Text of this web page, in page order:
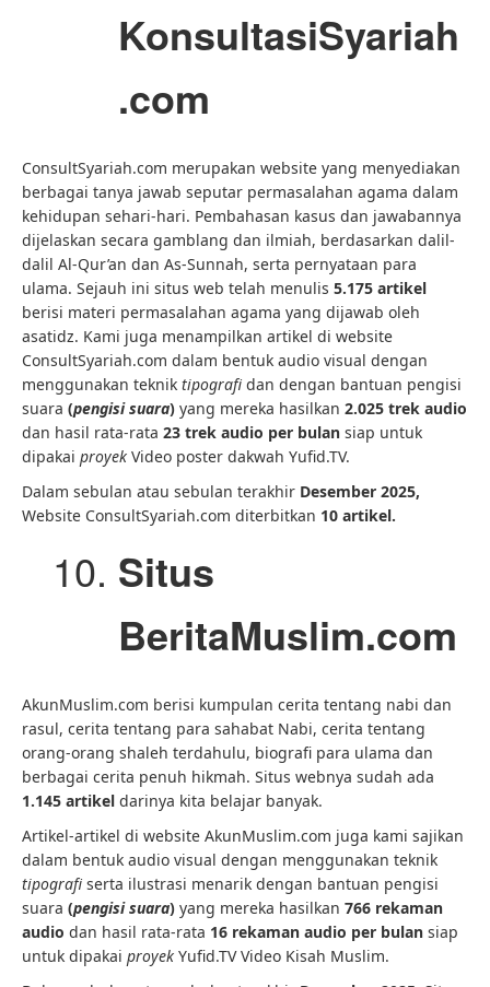
KonsultasiSyariah
.com
ConsultSyariah.com merupakan website yang menyediakan
berbagai tanya jawab seputar permasalahan agama dalam
kehidupan sehari-hari. Pembahasan kasus dan jawabannya
dijelaskan secara gamblang dan ilmiah, berdasarkan dalil-
dalil Al-Qur’an dan As-Sunnah, serta pernyataan para
ulama. Sejauh ini situs web telah menulis 5.175 artikel
berisi materi permasalahan agama yang dijawab oleh
asatidz. Kami juga menampilkan artikel di website
ConsultSyariah.com dalam bentuk audio visual dengan
menggunakan teknik tipografi dan dengan bantuan pengisi
suara (pengisi suara) yang mereka hasilkan 2.025 trek audio
dan hasil rata-rata 23 trek audio per bulan siap untuk
dipakai proyek Video poster dakwah Yufid.TV.
Dalam sebulan atau sebulan terakhir Desember 2025,
Website ConsultSyariah.com diterbitkan 10 artikel.
Situs
BeritaMuslim.com
AkunMuslim.com berisi kumpulan cerita tentang nabi dan
rasul, cerita tentang para sahabat Nabi, cerita tentang
orang-orang shaleh terdahulu, biografi para ulama dan
berbagai cerita penuh hikmah. Situs webnya sudah ada
1.145 artikel darinya kita belajar banyak.
Artikel-artikel di website AkunMuslim.com juga kami sajikan
dalam bentuk audio visual dengan menggunakan teknik
tipografi serta ilustrasi menarik dengan bantuan pengisi
suara (pengisi suara) yang mereka hasilkan 766 rekaman
audio dan hasil rata-rata 16 rekaman audio per bulan siap
untuk dipakai proyek Yufid.TV Video Kisah Muslim.